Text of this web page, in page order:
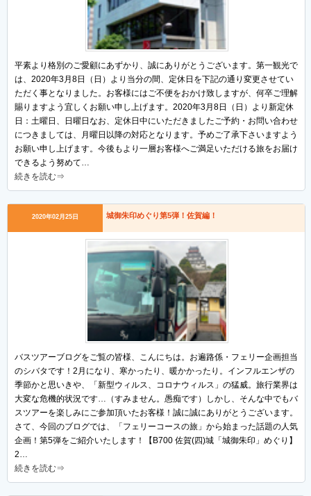
平素より格別のご愛顧にあずかり、誠にありがとうございます。第一観光で
は、2020年3月8日（日）より当分の間、定休日を下記の通り変更させてい
ただく事となりました。お客様にはご不便をおかけ致しますが、何卒ご理解
賜りますよう宜しくお願い申し上げます。2020年3月8日（日）より新定休
日：土曜日、日曜日なお、定休日中にいただきましたご予約・お問い合わせ
につきましては、月曜日以降の対応となります。予めご了承下さいますよう
お願い申し上げます。今後もより一層お客様へご満足いただける旅をお届け
できるよう努めて…
続きを読む⇒
2020年02月25日 城御朱印めぐり第5弾！佐賀編！
バスツアーブログをご覧の皆様、こんにちは。お遍路係・フェリー企画担当
のシバタです！2月になり、寒かったり、暖かかったり。インフルエンザの
季節かと思いきや、「新型ウィルス、コロナウィルス」の猛威。旅行業界は
大変な危機的状況です…（すみません。愚痴です）しかし、そんな中でもバ
スツアーを楽しみにご参加頂いたお客様！誠に誠にありがとうございます。
さて、今回のブログでは、「フェリーコースの旅」から始まった話題の人気
企画！第5弾をご紹介いたします！【B700 佐賀(四)城「城御朱印」めぐり】
2…
続きを読む⇒